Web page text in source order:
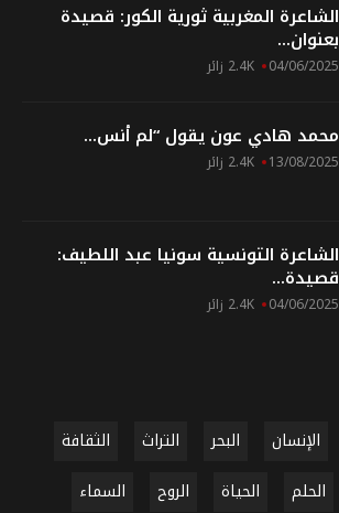
الشاعرة المغربية ثورية الكور: قصيدة
بعنوان...
04/06/2025 2.4K زائر
محمد هادي عون يقول “لم أنس...
13/08/2025 2.4K زائر
الشاعرة التونسية سونيا عبد اللطيف:
قصيدة...
04/06/2025 2.4K زائر
الإنسان البحر التراث
الثقافة
الحلم الحياة الروح
السماء